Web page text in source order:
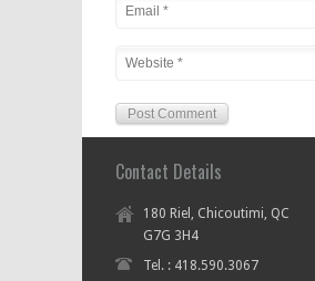
Contact Details
180 Riel, Chicoutimi, QC
G7G 3H4
Tel. : 418.590.3067